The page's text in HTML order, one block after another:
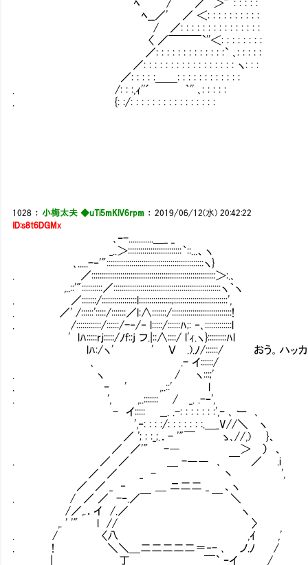
ﾍ / ／ ＞''´: : : : :
ﾍ__／' ／ ＜: : : : : : : : :
/ ／: : : : : : : : : : : : : : :
〈 ／￣￣￣`''＜: : : : : : : :
／: : : : : : : : : : : : :` ､: : : : :
／: : : : : : : : : : : : : : : : : ヽ: : :
／: : : : :＿＿: : : : : : : : : : : :
. /: : :,ｨ''´ ｀'' ､: : : : :
. {: :/: : : : : : : : : : : : : : : :
1028 ： 小梅太夫 ◆uTi5mKlV6rpm ：2019/06/12(水) 20:42:22
ID:s8t6DGMx
､ｰ-............＿_ _
_..＞::::::::::::::::::::::::::｀::...、ヽ
､.....-‐'":::::::::::::::::::::::::::::::::::::::::::::::ヽ}
. ／::::::::::::::::::::::::::::::::::::::::::::::::::::::::::::＞:.､
,..::'"::::::::::／::::::::::::::::::::::::::::::::::::::::::::::::::::ヽ｀ヽ
. ／:::::::/:::::::::::::::::l::::::::::::::::;::::::::::::::::::::::::::',
. ／' /::::::':::::/:::::::／l:∧:::::::/:::::::::::::::::::::::::::::!
. /::::::::::::/::::::/-‐/‐ l:::::/::::::ﾊ;: ‐､:::::::::::::l
' lﾊ:::::rｊ:::::/ﾉf::j フ.|::∧::::/ l'ｨ.ヽ}:::::::::ﾊl
lﾊ:/ヽ' ' Ｖ .).ﾉ/::::::/ おう。ハッカドールか。
､ .- イ::::::/
. ヽ / ヽ:::;'
. ｰ ' ,..::' l
. ', ,..::::::: / _. .-‐',
- イ::::: __. .-: : : : : : :',ｰ ､ ー ､
',‐: : : :/: : : : : : :.＿_V//＼ ヽ
／ '; : :_;.．- '"￣ ゝ､//,) }、
／ ／'" -― ＞ ） 、
. ／ ／ ＿ -―― ､ ￣ ／ .i
／ ／ _ - 丶 ',
／ ／ _ ‐ ＿ ニ二二 _ 、ヽ
. / ／ ／ -‐.／￣ ￣ ＼
/／,.．イ /.／ ヽ
,. ' '" l // 〉
. / 〈八 ,ｲ ,'
. ! ＼＼＿二二二二二＝‐- ､ ノ.ﾉ /
| 丁 ￣` ｰイ /